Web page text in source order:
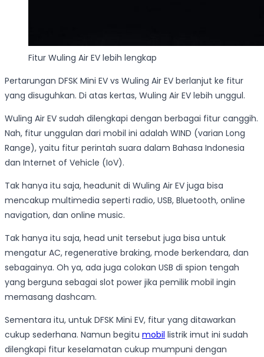
Fitur Wuling Air EV lebih lengkap
Pertarungan DFSK Mini EV vs Wuling Air EV berlanjut ke fitur
yang disuguhkan. Di atas kertas, Wuling Air EV lebih unggul.
Wuling Air EV sudah dilengkapi dengan berbagai fitur canggih.
Nah, fitur unggulan dari mobil ini adalah WIND (varian Long
Range), yaitu fitur perintah suara dalam Bahasa Indonesia
dan Internet of Vehicle (IoV).
Tak hanya itu saja, headunit di Wuling Air EV juga bisa
mencakup multimedia seperti radio, USB, Bluetooth, online
navigation, dan online music.
Tak hanya itu saja, head unit tersebut juga bisa untuk
mengatur AC, regenerative braking, mode berkendara, dan
sebagainya. Oh ya, ada juga colokan USB di spion tengah
yang berguna sebagai slot power jika pemilik mobil ingin
memasang dashcam.
Sementara itu, untuk DFSK Mini EV, fitur yang ditawarkan
cukup sederhana. Namun begitu mobil listrik imut ini sudah
dilengkapi fitur keselamatan cukup mumpuni dengan